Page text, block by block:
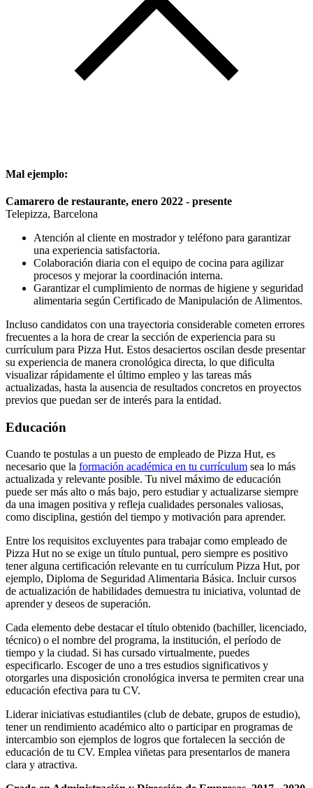
Mal ejemplo:
Camarero de restaurante, enero 2022 - presente
Telepizza, Barcelona
Atención al cliente en mostrador y teléfono para garantizar
una experiencia satisfactoria.
Colaboración diaria con el equipo de cocina para agilizar
procesos y mejorar la coordinación interna.
Garantizar el cumplimiento de normas de higiene y seguridad
alimentaria según Certificado de Manipulación de Alimentos.
Incluso candidatos con una trayectoria considerable cometen errores
frecuentes a la hora de crear la sección de experiencia para su
currículum para Pizza Hut. Estos desaciertos oscilan desde presentar
su experiencia de manera cronológica directa, lo que dificulta
visualizar rápidamente el último empleo y las tareas más
actualizadas, hasta la ausencia de resultados concretos en proyectos
previos que puedan ser de interés para la entidad.
Educación
Cuando te postulas a un puesto de empleado de Pizza Hut, es
necesario que la formación académica en tu currículum sea lo más
actualizada y relevante posible. Tu nivel máximo de educación
puede ser más alto o más bajo, pero estudiar y actualizarse siempre
da una imagen positiva y refleja cualidades personales valiosas,
como disciplina, gestión del tiempo y motivación para aprender.
Entre los requisitos excluyentes para trabajar como empleado de
Pizza Hut no se exige un título puntual, pero siempre es positivo
tener alguna certificación relevante en tu currículum Pizza Hut, por
ejemplo, Diploma de Seguridad Alimentaria Básica. Incluir cursos
de actualización de habilidades demuestra tu iniciativa, voluntad de
aprender y deseos de superación.
Cada elemento debe destacar el título obtenido (bachiller, licenciado,
técnico) o el nombre del programa, la institución, el período de
tiempo y la ciudad. Si has cursado virtualmente, puedes
especificarlo. Escoger de uno a tres estudios significativos y
otorgarles una disposición cronológica inversa te permiten crear una
educación efectiva para tu CV.
Liderar iniciativas estudiantiles (club de debate, grupos de estudio),
tener un rendimiento académico alto o participar en programas de
intercambio son ejemplos de logros que fortalecen la sección de
educación de tu CV. Emplea viñetas para presentarlos de manera
clara y atractiva.